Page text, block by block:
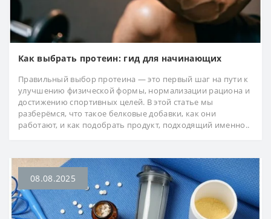
Как выбрать протеин: гид для начинающих
Правильный выбор протеина — это первый шаг на пути к
улучшению физической формы, нормализации рациона и
достижению спортивных целей. В этой статье мы
разберёмся, что такое белковые добавки, как они
работают, и как подобрать продукт, подходящий именно..
08.08.2025